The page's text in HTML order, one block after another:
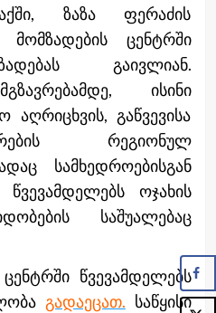
ზაზა ფერაძის
მომზადების ცენტრში
გაივლიან.
ისინი
აღრიცხვის, გაწვევისა
რეგიონულ
სამხედროებისგან
წვევამდელებს ოჯახის
საშუალებაც
წვევამდელებს
გადაეცათ. საწყისი